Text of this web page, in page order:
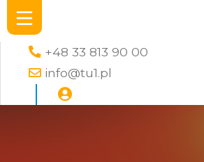
+48 33 813 90 00
info@tu1.pl